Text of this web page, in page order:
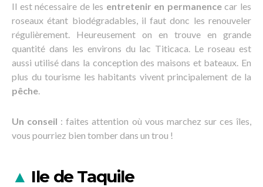
Il est nécessaire de les entretenir en permanencecar les
roseaux étant biodégradables, il faut donc les renouveler
régulièrement. Heureusement on en trouve en grande
quantité dans les environs du lac Titicaca. Le roseau est
aussi utilisé dans la conception des maisons et bateaux. En
plus du tourisme les habitants vivent principalement de la
pêche.
Un conseil : faites attention où vous marchez sur ces îles,
vous pourriez bien tomber dans un trou !
▲ Ile de Taquile